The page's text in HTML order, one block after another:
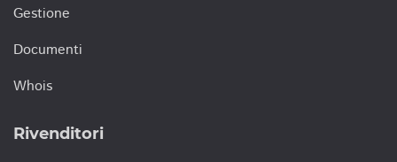
Gestione
Documenti
Whois
Rivenditori